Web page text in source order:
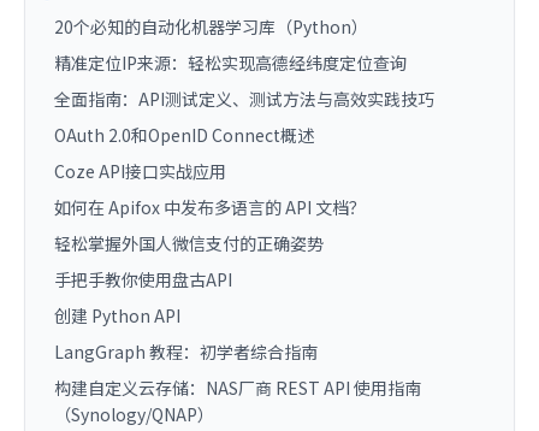
20个必知的自动化机器学习库（Python）
精准定位IP来源：轻松实现高德经纬度定位查询
全面指南：API测试定义、测试方法与高效实践技巧
OAuth 2.0和OpenID Connect概述
Coze API接口实战应用
如何在 Apifox 中发布多语言的 API 文档？
轻松掌握外国人微信支付的正确姿势
手把手教你使用盘古API
创建 Python API
LangGraph 教程：初学者综合指南
构建自定义云存储：NAS厂商 REST API 使用指南
（Synology/QNAP）